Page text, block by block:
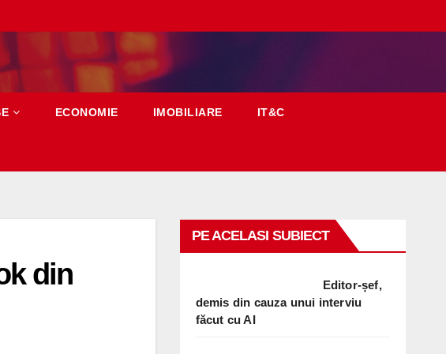
ECONOMIE IMOBILIARE IT&C
din
PE ACELASI SUBIECT
Editor-șef,
demis din cauza unui interviu
făcut cu AI